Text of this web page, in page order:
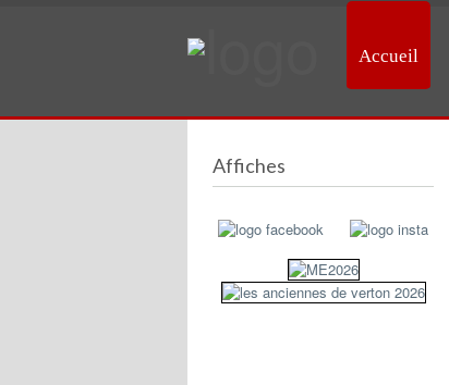
Accueil
Affiches